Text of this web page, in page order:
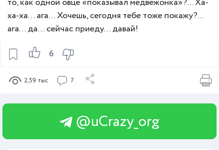
6
ха-ха… ага… Хочешь, сегодня тебе тоже покажу?...
ага… да… сейчас приеду… давай!
2,59 тыс 7
@uCrazy_org